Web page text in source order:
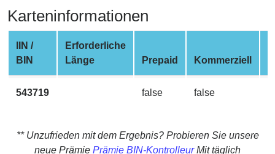
BIN
Checker
v2
BIN
CC
Generator
from
Credit
Karteninformationen
IIN /
BIN
Erforderliche
Länge
Prepaid Kommerziell
543719 false false
** Unzufrieden mit dem Ergebnis? Probieren Sie unsere
neue Prämie Prämie BIN-KontrolleurMit täglich